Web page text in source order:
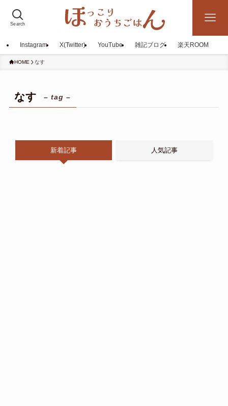
Search
Instagram X(Twitter) YouTube 雑記ブログ 楽天ROOM
HOME なす
なす – tag –
新着記事 人気記事